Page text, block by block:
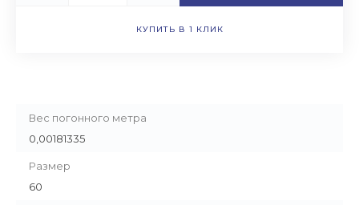
КУПИТЬ В 1 КЛИК
Вес погонного метра
0,00181335
Размер
60